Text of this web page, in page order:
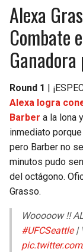
Alexa
Combate
Round 1
|
Alexa logra
Barber a la lona
inmediato
pero Barber no
minutos pudo
del octágono.
Grasso.
Wooooow ‼️
#UFCSeattle|